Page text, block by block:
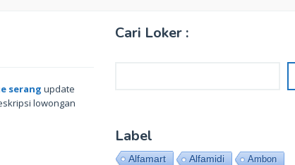
serang update
lowongan
Cari Loker :
Label
Alfamart Alfamidi
Ambon